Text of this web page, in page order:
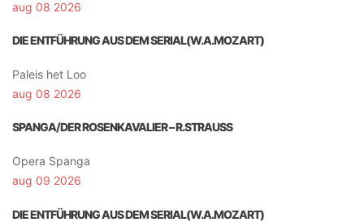
aug 08 2026
DIE ENTFÜHRUNG AUS DEM SERIAL(W.A.MOZART)
Paleis het Loo
aug 08 2026
SPANGA/DER ROSENKAVALIER – R.STRAUSS
Opera Spanga
aug 09 2026
DIE ENTFÜHRUNG AUS DEM SERIAL(W.A.MOZART)